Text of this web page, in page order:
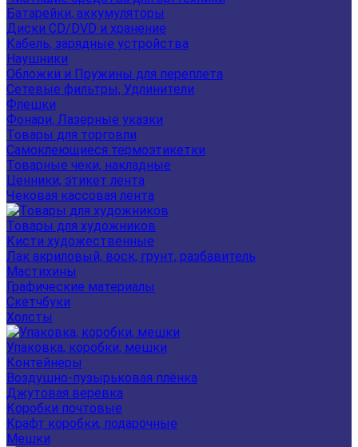
Батарейки, аккумуляторы
Диски CD/DVD и хранение
Кабель, зарядные устройства
Наушники
Обложки и Пружины для переплета
Сетевые фильтры, Удлинители
Флешки
Фонари, Лазерные указки
Товары для торговли
Самоклеющиеся термоэтикетки
Товарные чеки, накладные
Ценники, этикет лента
Чековая кассовая лента
Товары для художников
Кисти художественные
Лак акриловый, воск, грунт, разбавитель
Мастихины
Графические материалы
Скетчбуки
Холсты
Упаковка, коробки, мешки
Контейнеры
Воздушно-пузырьковая плёнка
Джутовая веревка
Коробки почтовые
Крафт коробки, подарочные
Мешки